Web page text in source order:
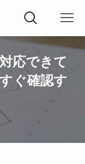
応できて
ぐ確認す